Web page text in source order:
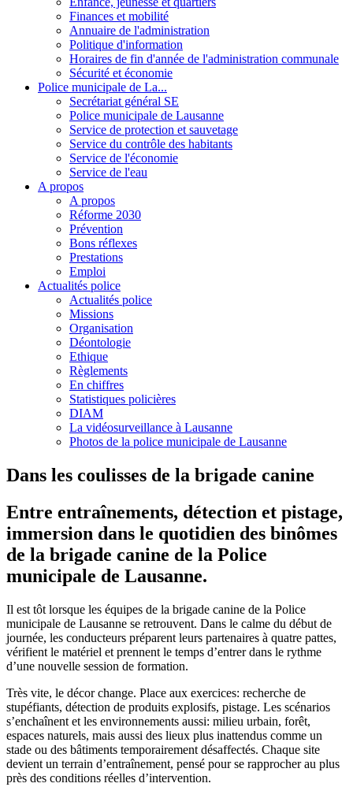
Finances et mobilité
Annuaire de l'administration
Politique d'information
Horaires de fin d'année de l'administration communale
Sécurité et économie
Police municipale de La...
Secrétariat général SE
Police municipale de Lausanne
Service de protection et sauvetage
Service du contrôle des habitants
Service de l'économie
Service de l'eau
A propos
A propos
Réforme 2030
Prévention
Bons réflexes
Prestations
Emploi
Actualités police
Actualités police
Missions
Organisation
Déontologie
Ethique
Règlements
En chiffres
Statistiques policières
DIAM
La vidéosurveillance à Lausanne
Photos de la police municipale de Lausanne
Dans les coulisses de la brigade canine
Entre entraînements, détection et pistage,
immersion dans le quotidien des binômes
de la brigade canine de la Police
municipale de Lausanne.
Il est tôt lorsque les équipes de la brigade canine de la Police
municipale de Lausanne se retrouvent. Dans le calme du début de
journée, les conducteurs préparent leurs partenaires à quatre pattes,
vérifient le matériel et prennent le temps d’entrer dans le rythme
d’une nouvelle session de formation.
Très vite, le décor change. Place aux exercices: recherche de
stupéfiants, détection de produits explosifs, pistage. Les scénarios
s’enchaînent et les environnements aussi: milieu urbain, forêt,
espaces naturels, mais aussi des lieux plus inattendus comme un
stade ou des bâtiments temporairement désaffectés. Chaque site
devient un terrain d’entraînement, pensé pour se rapprocher au plus
près des conditions réelles d’intervention.